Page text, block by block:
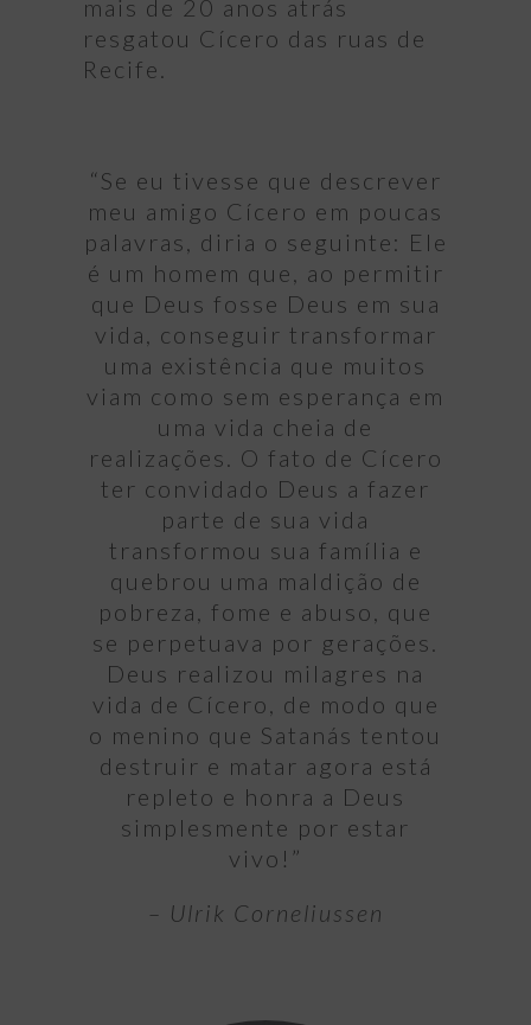
mais de 20 anos atrás
resgatou Cícero das ruas de
Recife.
“Se eu tivesse que descrever
meu amigo Cícero em poucas
palavras, diria o seguinte: Ele
é um homem que, ao permitir
que Deus fosse Deus em sua
vida, conseguir transformar
uma existência que muitos
viam como sem esperança em
uma vida cheia de
realizações. O fato de Cícero
ter convidado Deus a fazer
parte de sua vida
transformou sua família e
quebrou uma maldição de
pobreza, fome e abuso, que
se perpetuava por gerações.
Deus realizou milagres na
vida de Cícero, de modo que
o menino que Satanás tentou
destruir e matar agora está
repleto e honra a Deus
simplesmente por estar
vivo!”
– Ulrik Corneliussen